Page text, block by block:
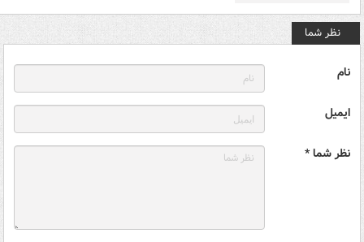
نظر شما
نام
ایمیل
نظر شما *